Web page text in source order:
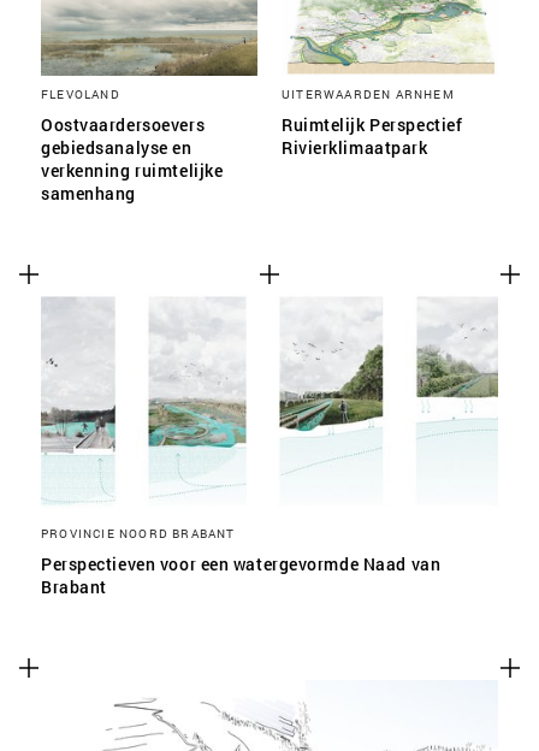
FLEVOLAND
Oostvaardersoevers
gebiedsanalyse en
verkenning ruimtelijke
samenhang
UITERWAARDEN ARNHEM
Ruimtelijk Perspectief
Rivierklimaatpark
PROVINCIE NOORD BRABANT
Perspectieven voor een watergevormde Naad van
Brabant